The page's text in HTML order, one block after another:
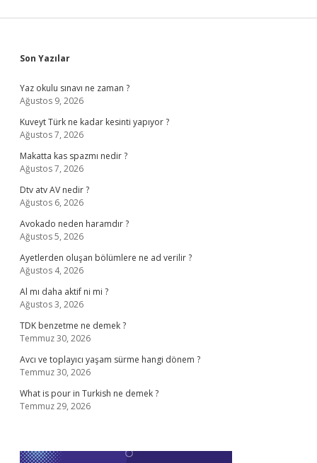
Sidebar
Son Yazılar
Yaz okulu sınavı ne zaman ?
Ağustos 9, 2026
Kuveyt Türk ne kadar kesinti yapıyor ?
Ağustos 7, 2026
Makatta kas spazmı nedir ?
Ağustos 7, 2026
Dtv atv AV nedir ?
Ağustos 6, 2026
Avokado neden haramdır ?
Ağustos 5, 2026
Ayetlerden oluşan bölümlere ne ad verilir ?
Ağustos 4, 2026
Al mı daha aktif ni mi ?
Ağustos 3, 2026
TDK benzetme ne demek ?
Temmuz 30, 2026
Avcı ve toplayıcı yaşam sürme hangi dönem ?
Temmuz 30, 2026
What is pour in Turkish ne demek ?
Temmuz 29, 2026